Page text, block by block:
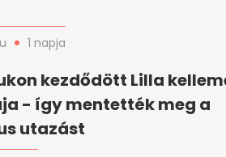
1 napja
kezdődött Lilla
- így mentették meg a
utazást